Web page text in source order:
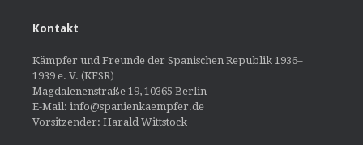
Kontakt
Kämpfer und Freunde der Spanischen Republik 1936–
1939 e. V. (KFSR)
Magdalenenstraße 19, 10365 Berlin
E-Mail: info@spanienkaempfer.de
Vorsitzender: Harald Wittstock